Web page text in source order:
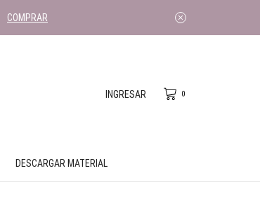
COMPRAR
INGRESAR 0
DESCARGAR MATERIAL